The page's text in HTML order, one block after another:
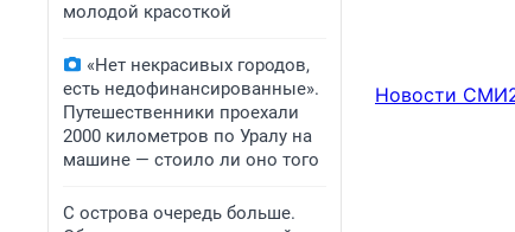
молодой красоткой
«Нет некрасивых городов,
есть недофинансированные».
Путешественники проехали
2000 километров по Уралу на
машине — стоило ли оно того
С острова очередь больше.
Новости